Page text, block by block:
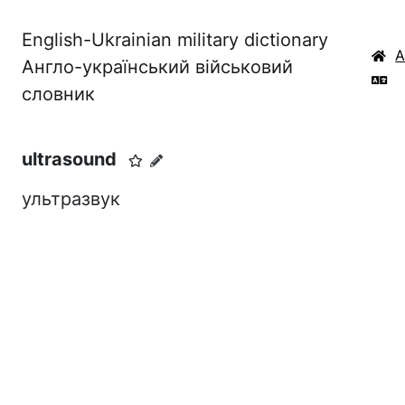
English-Ukrainian military dictionary
Англо-український військовий
словник
A
ultrasound
ультразвук